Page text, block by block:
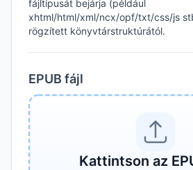
fájltípusát bejárja (például
xhtml/html/xml/ncx/opf/txt/css/js
rögzített könyvtárstruktúrától.
EPUB fájl
Kattintson az